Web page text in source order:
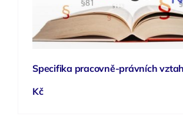
Specifika pracovně-právních
Kč